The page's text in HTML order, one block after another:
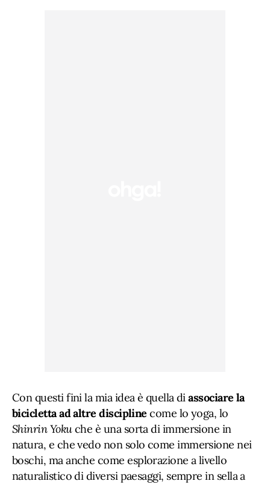
Con questi fini la mia idea è quella diassociare la
bicicletta ad altre discipline come lo yoga, lo
Shinrin Yokuche è una sorta di immersione in
natura, e che vedo non solo come immersione nei
boschi, ma anche come esplorazione a livello
naturalistico di diversi paesaggi, sempre in sella a